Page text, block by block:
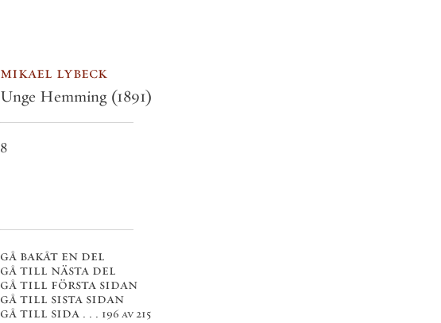
mikael lybeck
Unge Hemming (1891)
8
gå bakåt en del
gå till nästa del
gå till första sidan
gå till sista sidan
gå till sida . . . 196 av 215